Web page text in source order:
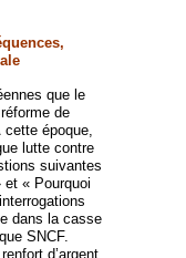
que le
de
époque,
lutte contre
suivantes
« Pourquoi
dans la casse
SNCF.
d’argent